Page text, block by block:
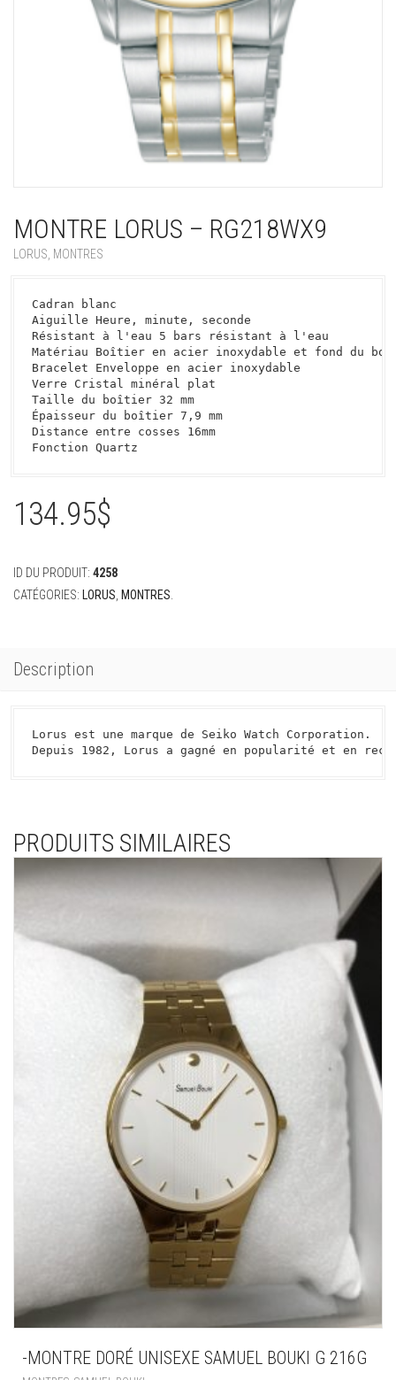
MONTRE LORUS – RG218WX9
LORUS MONTRES
Cadran blanc
Aiguille Heure, minute, seconde
Résistant à l'eau 5 bars résistant à l'eau
Matériau Boîtier en acier inoxydable et fond du
Bracelet Enveloppe en acier inoxydable
Verre Cristal minéral plat
Taille du boîtier 32 mm
Épaisseur du boîtier 7,9 mm
Distance entre cosses 16mm
Fonction Quartz
134.95$
ID DU PRODUIT: 4258
CATÉGORIES:
LORUS MONTRES
Description
Lorus est une marque de Seiko Watch Corporation.
Depuis 1982, Lorus a gagné en popularité et en
PRODUITS SIMILAIRES
-MONTRE DORÉ UNISEXE SAMUEL BOUKI G 216G